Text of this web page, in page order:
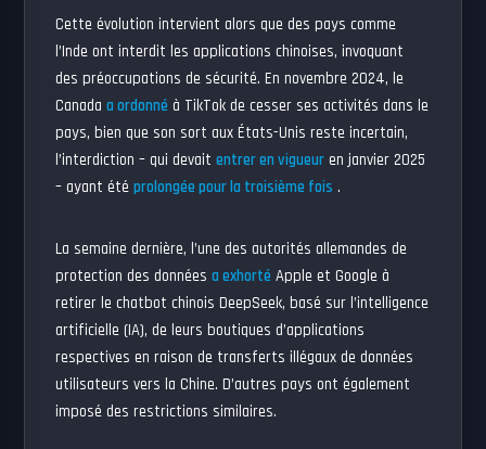
Cette évolution intervient alors que des pays comme
l’Inde ont interdit les applications chinoises, invoquant
des préoccupations de sécurité. En novembre 2024, le
Canadaa ordonné à TikTok de cesser ses activités dans le
pays, bien que son sort aux États-Unis reste incertain,
l’interdiction – qui devaitentrer en vigueur en janvier 2025
– ayant étéprolongée pour la troisième fois .
La semaine dernière, l’une des autorités allemandes de
protection des donnéesa exhorté Apple et Google à
retirer le chatbot chinois DeepSeek, basé sur l’intelligence
artificielle (IA), de leurs boutiques d’applications
respectives en raison de transferts illégaux de données
utilisateurs vers la Chine. D’autres pays ont également
imposé des restrictions similaires.